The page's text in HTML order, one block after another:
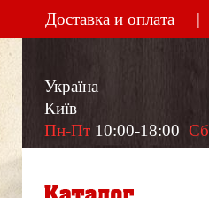
Доставка и оплата
Україна
Київ
Пн-Пт 10:00-18:00 Сб